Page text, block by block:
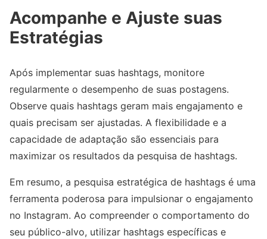
Acompanhe e Ajuste suas
Estratégias
Após implementar suas hashtags, monitore
regularmente o desempenho de suas postagens.
Observe quais hashtags geram mais engajamento e
quais precisam ser ajustadas. A flexibilidade e a
capacidade de adaptação são essenciais para
maximizar os resultados da pesquisa de hashtags.
Em resumo, a pesquisa estratégica de hashtags é uma
ferramenta poderosa para impulsionar o engajamento
no Instagram. Ao compreender o comportamento do
seu público-alvo, utilizar hashtags específicas e